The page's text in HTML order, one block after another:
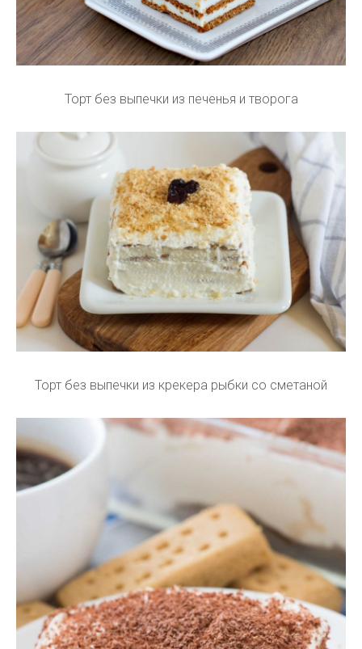
Торт без выпечки из печенья и творога
Торт без выпечки из крекера рыбки со сметаной